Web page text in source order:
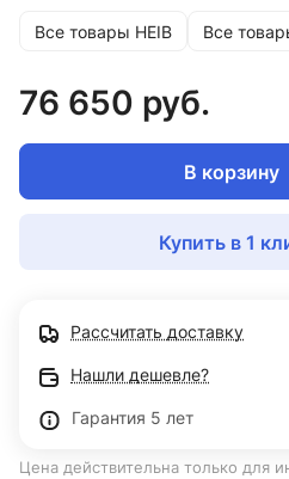
Все товары HEIB Все
76 650 руб.
В корзину
Купить в 1
Рассчитать доставку
Нашли дешевле?
Гарантия 5 лет
Цена действительна только для